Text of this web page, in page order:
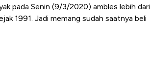
pada Senin (9/3/2020) ambles lebih dari
1991. Jadi memang sudah saatnya beli